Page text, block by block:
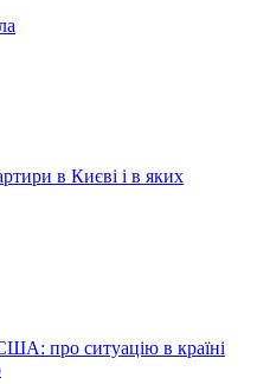
в Києві і в яких
про ситуацію в країні